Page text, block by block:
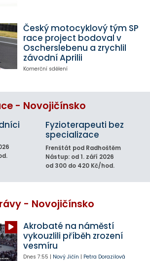
Český motocyklový tým SP
race project bodoval v
Oscherslebenu a zrychlil
závodní Aprilii
Komerční sdělení
- Novojičínsko
Fyzioterapeuti bez
specializace
Frenštát pod Radhoštěm
Nástup: od 1. září 2026
od 300 do 420 Kč/hod.
- Novojičínsko
Akrobaté na náměstí
vykouzlili příběh zrození
vesmíru
Dnes 7:55 | Nový Jičín | Petra Dorazilová